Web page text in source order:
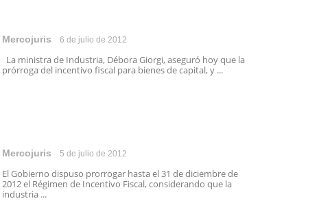
Mercojuris 6 de julio de 2012
La ministra de Industria, Débora Giorgi, aseguró hoy que la
prórroga del incentivo fiscal para bienes de capital, y ...
Mercojuris 5 de julio de 2012
El Gobierno dispuso prorrogar hasta el 31 de diciembre de
2012 el Régimen de Incentivo Fiscal, considerando que la
industria ...